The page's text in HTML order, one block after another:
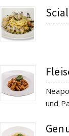
und